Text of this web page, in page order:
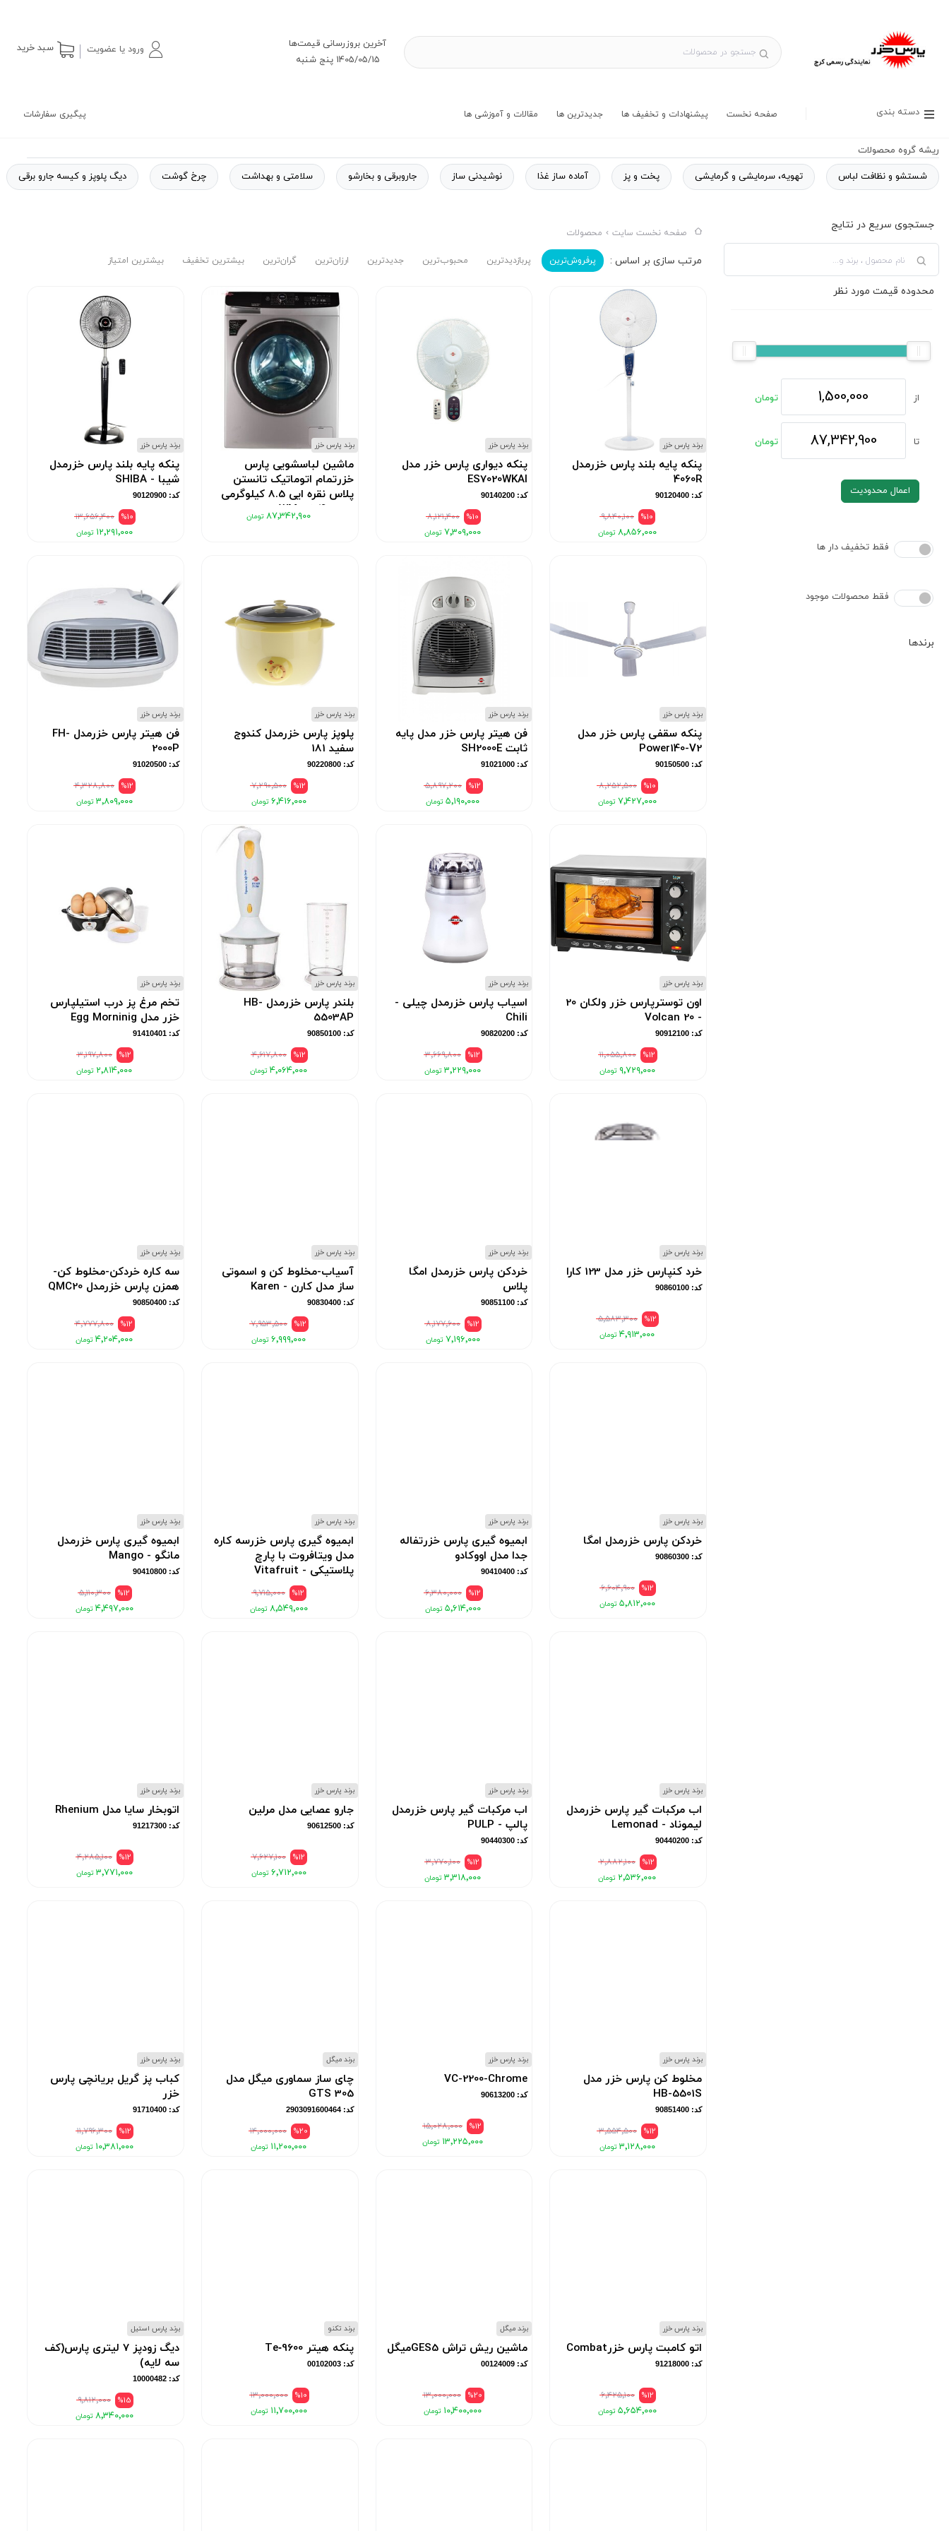
آخرین بروز‌رسانی قیمت‌ها
1405/05/15 پنج شنبه
ورود یا عضویت سبد خرید
دسته بندی صفحه نخست پیشنهادات و تخفیف ها جدیدترین ها مقالات و آموزشی ها پیگیری سفارشات
ریشه گروه محصولات
شستشو و نظافت لباس تهویه، سرمایشی و گرمایشی پخت و پز آماده ساز غذا نوشیدنی ساز جاروبرقی و بخارشو سلامتی و بهداشت چرخ گوشت دیگ پلوپز و کیسه جارو برقی
جستجوی سریع در نتایج
محدوده قیمت مورد نظر
از تومان
تا تومان
اعمال محدودیت
فقط تخفیف دار ها
فقط محصولات موجود
برندها
صفحه نخست سایت محصولات
پرفروش‌ترین‌ پربازدیدترین محبوب‌ترین جدیدترین ارزان‌ترین گران‌ترین بیشترین تخفیف بیشترین امتیاز
برند پارس خزر
پنکه پایه بلند پارس خزرمدل
4060R
کد: 90120400
%10 ۹٬۸۴۰٬۱۰۰
۸٬۸۵۶٬۰۰۰
برند پارس خزر
پنکه دیواری پارس خزر مدل
ES7020WKAI
کد: 90140200
%10 ۸٬۱۲۱٬۴۰۰
۷٬۳۰۹٬۰۰۰
برند پارس خزر
ماشین لباسشویی پارس
خزرتمام اتوماتیک تانستن
پلاس نقره ایی 8.5 کیلوگرمی
مدل+ WM-8514
۸۷٬۳۴۲٬۹۰۰
برند پارس خزر
پنکه پایه بلند پارس خزرمدل
شیبا - SHIBA
کد: 90120900
%10 ۱۳٬۶۵۶٬۴۰۰
۱۲٬۲۹۱٬۰۰۰
برند پارس خزر
پنکه سقفی پارس خزر مدل
Power140-V2
کد: 90150500
%10 ۸٬۲۵۲٬۵۰۰
۷٬۴۲۷٬۰۰۰
برند پارس خزر
فن هیتر پارس خزر مدل پایه
ثابت SH2000E
کد: 91021000
%12 ۵٬۸۹۷٬۲۰۰
۵٬۱۹۰٬۰۰۰
برند پارس خزر
پلوپز پارس خزرمدل کندوج
سفید 181
کد: 90220800
%12 ۷٬۲۹۰٬۵۰۰
۶٬۴۱۶٬۰۰۰
برند پارس خزر
فن هیتر پارس خزرمدل FH-
2000P
کد: 91020500
%12 ۴٬۳۲۸٬۸۰۰
۳٬۸۰۹٬۰۰۰
برند پارس خزر
اون توسترپارس خزر ولکان 20
- Volcan 20
کد: 90912100
%12 ۱۱٬۰۵۵٬۸۰۰
۹٬۷۲۹٬۰۰۰
برند پارس خزر
اسیاب پارس خزرمدل چیلی -
Chili
کد: 90820200
%12 ۳٬۶۶۹٬۸۰۰
۳٬۲۲۹٬۰۰۰
برند پارس خزر
بلندر پارس خزرمدل HB-
5503AP
کد: 90850100
%12 ۴٬۶۱۷٬۸۰۰
۴٬۰۶۴٬۰۰۰
برند پارس خزر
تخم مرغ پز درب استیلپارس
خزر مدل Egg Morninig
کد: 91410401
%12 ۳٬۱۹۷٬۸۰۰
۲٬۸۱۴٬۰۰۰
برند پارس خزر
خرد کنپارس خزر مدل 123 کارا
کد: 90860100
%12 ۵٬۵۸۳٬۳۰۰
۴٬۹۱۳٬۰۰۰
برند پارس خزر
خردکن پارس خزرمدل امگا
پلاس
کد: 90851100
%12 ۸٬۱۷۷٬۶۰۰
۷٬۱۹۶٬۰۰۰
برند پارس خزر
آسیاب-مخلوط کن و اسموتی
ساز مدل کارن - Karen
کد: 90830400
%12 ۷٬۹۵۳٬۵۰۰
۶٬۹۹۹٬۰۰۰
برند پارس خزر
سه کاره خردکن-مخلوط کن-
همزن پارس خزرمدل QMC20
کد: 90850400
%12 ۴٬۷۷۷٬۸۰۰
۴٬۲۰۴٬۰۰۰
برند پارس خزر
خردکن پارس خزرمدل امگا
کد: 90860300
%12 ۶٬۶۰۴٬۹۰۰
۵٬۸۱۲٬۰۰۰
برند پارس خزر
ابمیوه گیری پارس خزرتفاله
جدا مدل اووکادو
کد: 90410400
%12 ۶٬۳۸۰٬۰۰۰
۵٬۶۱۴٬۰۰۰
برند پارس خزر
ابمیوه گیری پارس خزرسه کاره
مدل ویتافروت با پارچ
پلاستیکی - Vitafruit
%12 ۹٬۷۱۵٬۰۰۰
۸٬۵۴۹٬۰۰۰
برند پارس خزر
ابمیوه گیری پارس خزرمدل
مانگو - Mango
کد: 90410800
%12 ۵٬۱۱۰٬۳۰۰
۴٬۴۹۷٬۰۰۰
برند پارس خزر
اب مرکبات گیر پارس خزرمدل
لیموناد - Lemonad
کد: 90440200
%12 ۲٬۸۸۲٬۱۰۰
۲٬۵۳۶٬۰۰۰
برند پارس خزر
اب مرکبات گیر پارس خزرمدل
پالپ - PULP
کد: 90440300
%12 ۳٬۷۷۰٬۱۰۰
۳٬۳۱۸٬۰۰۰
برند پارس خزر
جارو عصایی مدل مرلین
کد: 90612500
%12 ۷٬۶۲۷٬۱۰۰
۶٬۷۱۲٬۰۰۰
برند پارس خزر
اتوبخار سایا مدل Rhenium
کد: 91217300
%12 ۴٬۲۸۵٬۱۰۰
۳٬۷۷۱٬۰۰۰
برند پارس خزر
مخلوط کن پارس خزر مدل
HB-5501S
کد: 90851400
%12 ۳٬۵۵۴٬۵۰۰
۳٬۱۲۸٬۰۰۰
برند پارس خزر
VC-2200-Chrome
کد: 90613200
%12 ۱۵٬۰۲۸٬۰۰۰
۱۳٬۲۲۵٬۰۰۰
برند میگل
چای ساز سماوری میگل مدل
GTS 305
کد: 2903091600464
%20 ۱۴٬۰۰۰٬۰۰۰
۱۱٬۲۰۰٬۰۰۰
برند پارس خزر
کباب پز گریل بریانچی پارس
خزر
کد: 91710400
%12 ۱۱٬۷۹۶٬۳۰۰
۱۰٬۳۸۱٬۰۰۰
برند پارس خزر
اتو کامبت پارس خزرCombat
کد: 91218000
%12 ۶٬۴۲۵٬۱۰۰
۵٬۶۵۴٬۰۰۰
برند میگل
ماشین ریش تراش GES5میگل
کد: 00124009
%20 ۱۳٬۰۰۰٬۰۰۰
۱۰٬۴۰۰٬۰۰۰
برند تکنو
پنکه هیتر Te‑9600
کد: 00102003
%10 ۱۳٬۰۰۰٬۰۰۰
۱۱٬۷۰۰٬۰۰۰
برند پارس استیل
دیگ زودپز 7 لیتری پارس(کف
سه لایه)
کد: 10000482
%15 ۹٬۸۱۲٬۰۰۰
۸٬۳۴۰٬۰۰۰